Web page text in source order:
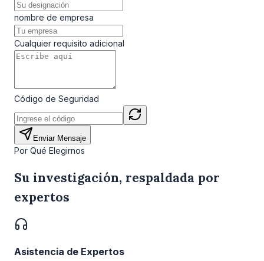
nombre de empresa
Cualquier requisito adicional
Código de Seguridad
Enviar Mensaje
Por Qué Elegirnos
Su investigación, respaldada por
expertos
Asistencia de Expertos